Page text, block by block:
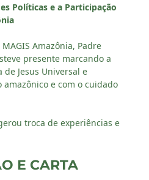
Políticas e a Participação
Amazônia, Padre
presente marcando a
Jesus Universal e
e com o cuidado
troca de experiências e
E CARTA